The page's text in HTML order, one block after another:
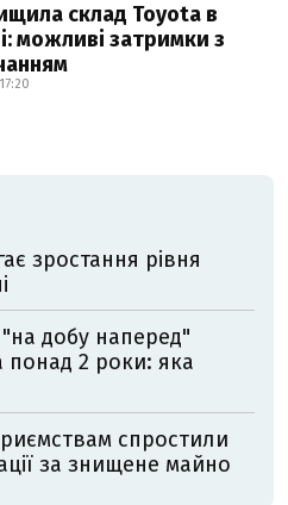
склад Toyota в
можливі затримки з
зростання рівня
"на добу наперед"
понад 2 роки: яка
спростили
за знищене майно